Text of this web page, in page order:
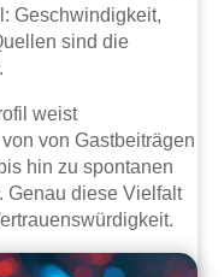
Geschwindigkeit,
sind die
weist
von Gastbeiträgen
hin zu spontanen
Genau diese Vielfalt